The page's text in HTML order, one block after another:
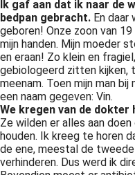
Ik gaf aan dat ik naar de
bedpan gebracht. En daar
geboren! Onze zoon van
mijn handen. Mijn moeder
en eraan! Zo klein en
gebiologeerd zitten
meenam. Toen mijn man
een naam gegeven: Vin.
We kregen van de
Ze wilden er alles aan
houden. Ik kreeg te horen
de ene, meestal de
verhinderen. Dus werd ik